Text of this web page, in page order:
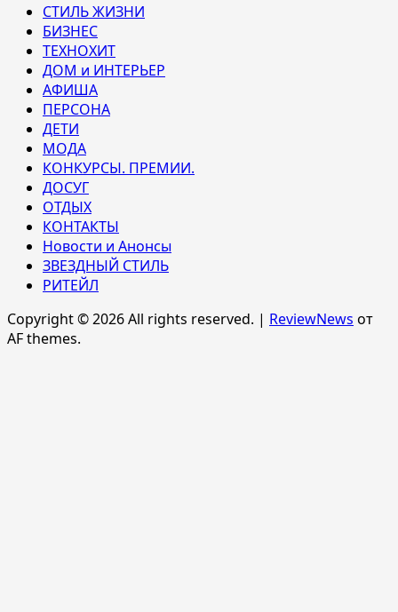
СТИЛЬ ЖИЗНИ
БИЗНЕС
ТЕХНОХИТ
ДОМ и ИНТЕРЬЕР
АФИША
ПЕРСОНА
ДЕТИ
МОДА
КОНКУРСЫ. ПРЕМИИ.
ДОСУГ
ОТДЫХ
КОНТАКТЫ
Новости и Анонсы
ЗВЕЗДНЫЙ СТИЛЬ
РИТЕЙЛ
Copyright © 2026 All rights reserved. | ReviewNews от
AF themes.